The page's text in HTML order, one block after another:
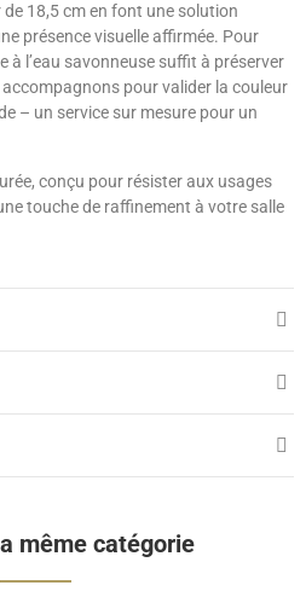
18,5 cm en font une solution
présence visuelle affirmée. Pour
à l’eau savonneuse suffit à préserver
pour valider la couleur
– un service sur mesure pour un
conçu pour résister aux usages
touche de raffinement à votre salle
même catégorie